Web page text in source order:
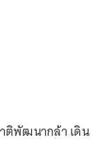
ติพัฒนากล้า เดิน